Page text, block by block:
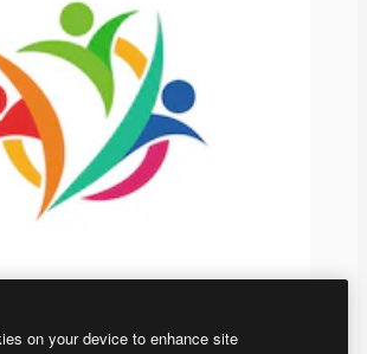
on your device to enhance site